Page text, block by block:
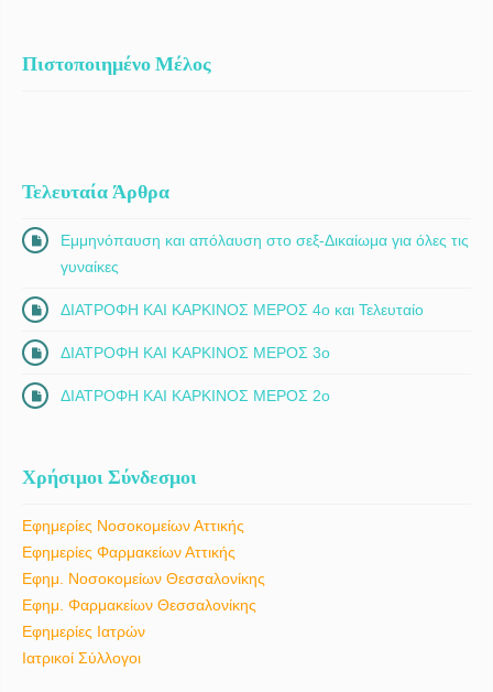
Πιστοποιημένο Μέλος
Τελευταία Άρθρα
Εμμηνόπαυση και απόλαυση στο σεξ-Δικαίωμα για όλες τις
γυναίκες
ΔΙΑΤΡΟΦΗ ΚΑΙ ΚΑΡΚΙΝΟΣ ΜΕΡΟΣ 4ο και Τελευταίο
ΔΙΑΤΡΟΦΗ ΚΑΙ ΚΑΡΚΙΝΟΣ ΜΕΡΟΣ 3ο
ΔΙΑΤΡΟΦΗ ΚΑΙ ΚΑΡΚΙΝΟΣ ΜΕΡΟΣ 2ο
Χρήσιμοι Σύνδεσμοι
Εφημερίες Νοσοκομείων Αττικής
Εφημερίες Φαρμακείων Αττικής
Εφημ. Νοσοκομείων Θεσσαλονίκης
Εφημ. Φαρμακείων Θεσσαλονίκης
Εφημερίες Ιατρών
Ιατρικοί Σύλλογοι